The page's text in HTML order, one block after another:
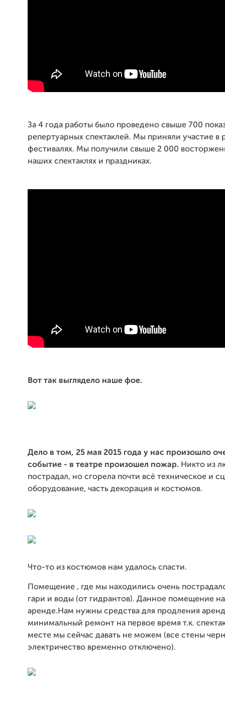
За 4 года работы было проведено свыше 700
репертуарных спектаклей. Мы приняли участие в
фестивалях. Мы получили свыше 2 000
наших спектаклях и праздниках.
Вот так выглядело наше фое.
Дело в том, 25 мая 2015 года у нас произошло
событие - в театре произошел пожар. Никто из
пострадал, но сгорела почти всё техническое и
оборудование, часть декорация и костюмов.
Что-то из костюмов нам удалось спасти.
Помещение , где мы находились очень
гари и воды (от гидрантов). Данное помещение
аренде.Нам нужны средства для продления
минимальный ремонт на первое время т.к.
месте мы сейчас давать не можем (все стены
электричество временно отключено).